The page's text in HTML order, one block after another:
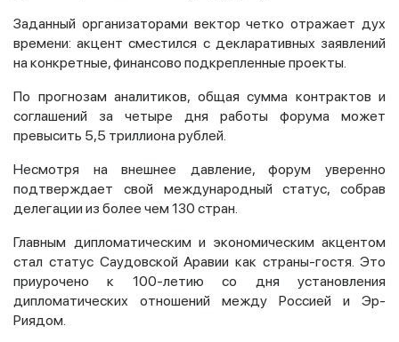
Заданный организаторами вектор четко отражает дух
времени: акцент сместился с декларативных заявлений
на конкретные, финансово подкрепленные проекты.
По прогнозам аналитиков, общая сумма контрактов и
соглашений за четыре дня работы форума может
превысить 5,5 триллиона рублей.
Несмотря на внешнее давление, форум уверенно
подтверждает свой международный статус, собрав
делегации из более чем 130 стран.
Главным дипломатическим и экономическим акцентом
стал статус Саудовской Аравии как страны-гостя. Это
приурочено к 100-летию со дня установления
дипломатических отношений между Россией и Эр-
Риядом.